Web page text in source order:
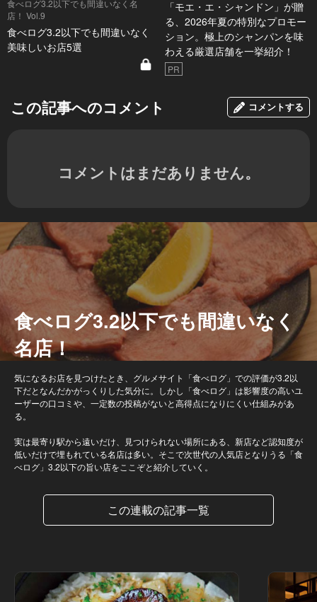
食べログ3.2以下でも間違いなく名
店！ Vol.9
食べログ3.2以下でも間違いなく
美味しいお店5選
「モエ・エ・シャンドン」が贈
る、2026年夏の特別なプロモー
ション。極上のシャンパンを味
わえる厳選店舗を一挙紹介！
PR
この記事へのコメント コメントする
コメントはまだありません。
食べログ3.2以下でも間違いなく
名店！
気になるお店を見つけたとき、グルメサイト「食べログ」での評価が3.2以
下だとなんだかがっくりした気分に。しかし「食べログ」は影響度の高いユ
ーザーの口コミや、一定数の投稿がないと高得点になりにくい仕組みがあ
る。
実は最寄り駅から遠いだけ、見つけられない場所にある、新店など認知度が
低いだけで埋もれている名店は多い。そこで次世代の人気店となりうる「食
べログ」3.2以下の旨い店をここぞと紹介していく。
この連載の記事一覧